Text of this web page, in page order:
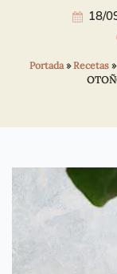
18/
Portada»Recetas»